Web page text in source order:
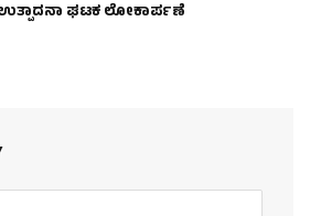
ಘಟಕ ಲೋಕಾರ್ಪಣೆ